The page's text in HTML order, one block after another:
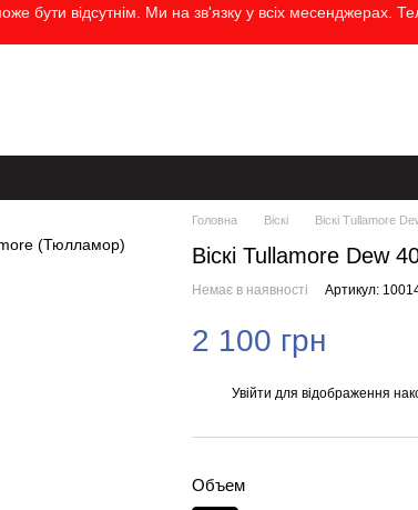
бути відсутнім. Ми на зв'язку у всіх месенджерах.
Головна Віскі Віскі Tullamore
Віскі Tullamore Dew
Немає в наявності Артикул:
2 100 грн
Увійти для відображення
Объем